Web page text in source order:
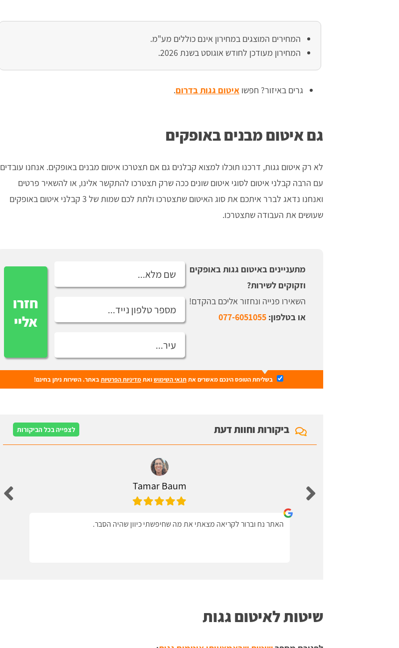
המחירים המוצגים במחירון אינם כוללים מע"מ.
המחירון מעודכן לחודש אוגוסט בשנת 2026.
גרים באיזור? חפשו איטום גגות בדרום.
גם איטום מבנים באופקים
לא רק איטום גגות, דרכנו תוכלו למצוא קבלנים גם אם תצטרכו איטום מבנים באופקים. אנחנו עובדים
עם הרבה קבלני איטום לסוגי איטום שונים ככה שרק תצטרכו להתקשר אלינו, או להשאיר פרטים
ואנחנו נדאג לברר איתכם את סוג האיטום שתצטרכו ולתת לכם שמות של 3 קבלני איטום באופקים
שעושים את העבודה שתצטרכו.
מתעניינים באיטום גגות באופקים
וזקוקים לשירות?
השאירו פנייה ונחזור אליכם בהקדם!
או בטלפון: 077-6051055
חזרו
אליי
בשליחת הטופס הינכם מאשרים אתתנאי השימושואתמדיניות הפרטיותבאתר. השירות ניתן בחינם!
ביקורות וחוות דעת לצפייה בכל הביקורות
Tamar Baum
האתר נח וברור לקריאה מצאתי את מה שחיפשתי כיוון שהיה הסבר.
שיטות לאיטום גגות